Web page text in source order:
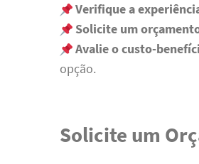
Verifique a
Solicite um
Avalie o custo-
opção.
Solicite um